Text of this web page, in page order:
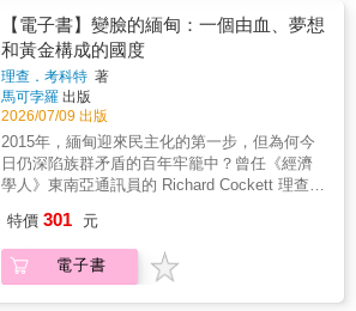
教圈的誕生與群雄割據的東亞〔2—7世紀〕3.
歐亞大陸的東西兩帝國〔6—11世紀〕4. 文化的
成熟與武人的崛起〔10—13世紀〕5. 蒙古帝國
統一歐亞大陸〔12—14世紀〕6. 後蒙古時代的
大陸與海洋〔14—17世紀〕7. 近世帝國的繁榮
與歐洲〔16—18世紀〕8. 亞洲型態的完成〔17
—19世紀〕9. 激盪的國家建設〔19—20世紀〕
10. 民族解放之夢〔19—20世紀〕11. 走出世界
〔20—21世紀〕
意識。最後探討二十世紀初的中亞，呈現社會
主義與西方浪潮下的苦鬥，揭示過度發展對社
會根基的衝擊。現代亞洲的光與影，以及各地
歷史景觀，自此依序展開。【本卷主要人物】
崔濟愚／朝鮮高宗／橫井小楠等／福澤諭吉／
澀澤榮一／伊藤博文／内村鑑三／内藤湖南／
孫文／薩耶山／賈邁勒丁・阿富汗尼／梅赫
迪・庫里・汗．赫達亞特／穆斯塔法・凱末
爾・阿塔圖克／穆納瓦・卡里叢書特色：• 跨越
地域，從東亞到西亞，涵蓋整個亞洲的歷史長
河。• 突出「交流」視角，深挖和平與衝突中的
文化碰撞。• 匯聚現代亞洲史研究權威，打造精
緻的評傳與分析。歷史不僅僅是故事，而是對
人性的深刻關照。開啟您對亞洲文明的全新理
動回應壓迫，從殖民地獨立、民族解放，到建
設新型態國家。社會主義、民主主義、伊斯蘭
主義與「亞洲價值」，在此並列為追尋自主與
現代化的不同道路。冷戰格局下，亞洲各國或
依賴超級大國，或嘗試自立：從越戰與朝鮮半
島的對峙，到東南亞與中東的民族解放運動，
乃至中國在社會主義體制與市場經濟之間的調
整與轉型，歷史在對抗與調和之間推進。許多
土傳統、宗教與文化為基礎加以轉化。正如金
大中提出「全球民主」、竹內好倡言「作為方
法的亞洲」，本卷展示了亞洲如何將「自由、
緩衝的性質，《東亞關聯史》便是基於此調性
下，期待能拋開大國主義包袱，成就一本調和
東亞地區的地域史。《東亞關聯史》講述自十
七世紀起至一九九〇年過後，長達四百餘年的
歷史，主要分為海禁時期、帝國主義時期、冷
戰時期和後冷戰時期。探討的國家分為三類：
1. 東亞的中心：中國。2. 以中國為模仿對象並
承繼小中華意識的小中心：朝鮮、日本、越
南。3. 帝國化過程中被合併、統合的周邊地
區：蝦夷、琉球、占婆、臺灣、內蒙古、西藏
歷史、編織出並時行進的脈絡，並鋪展出串連
其中的文化、宗教、貿易的網絡，探詢中心與
邊緣的複雜性。綜觀現今紛亂的東亞局勢，現
【電子書】變臉的緬甸：一個由血、夢想
和黃金構成的國度
理查．考科特 著
馬可孛羅 出版
2026/07/09 出版
2015年，緬甸迎來民主化的第一步，但為何今
日仍深陷族群矛盾的百年牢籠中？曾任《經濟
學人》東南亞通訊員的 Richard Cockett 理查．
國家動盪不安的根源。 ◎ 獨立記者張翠容專文
導讀◎《南海》作者比爾．海頓好評推薦◎ 亞
馬遜書店4.8顆星評價◎ 媒體人、學者、文化工
特價 301 元
電子書